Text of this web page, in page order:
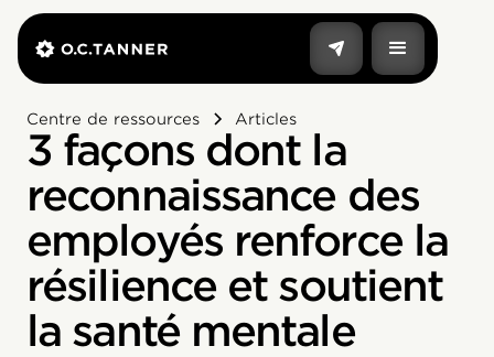
Centre de ressources Articles
3 façons dont la
reconnaissance des
employés renforce la
résilience et soutient
la santé mentale